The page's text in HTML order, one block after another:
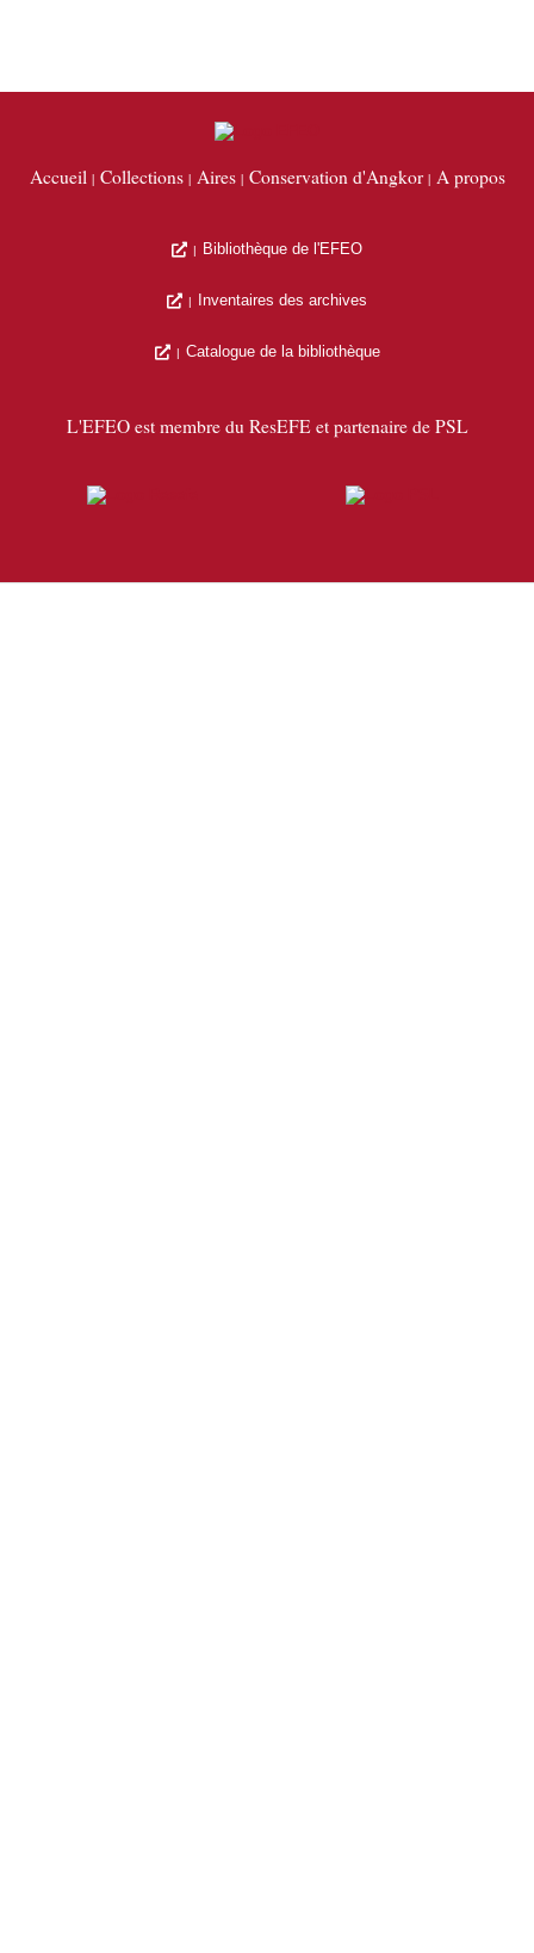
Accueil Collections Aires Conservation d'Angkor A propos
Bibliothèque de l'EFEO
Inventaires des archives
Catalogue de la bibliothèque
L'EFEO est membre du ResEFE et partenaire de PSL